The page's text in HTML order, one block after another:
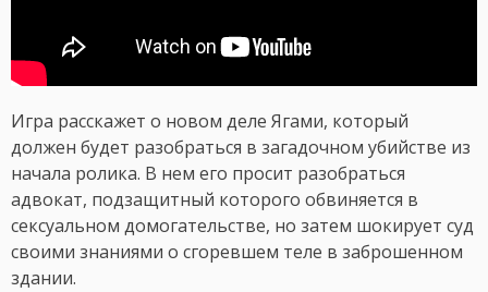
Игра расскажет о новом деле Ягами, который
должен будет разобраться в загадочном убийстве из
начала ролика. В нем его просит разобраться
адвокат, подзащитный которого обвиняется в
сексуальном домогательстве, но затем шокирует суд
своими знаниями о сгоревшем теле в заброшенном
здании.